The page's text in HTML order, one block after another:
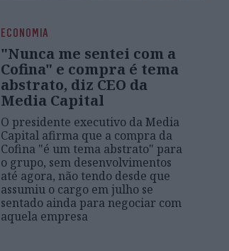
ECONOMIA
"Nunca me sentei com a
Cofina" e compra é tema
abstrato, diz CEO da
Media Capital
O presidente executivo da Media
Capital afirma que a compra da
Cofina "é um tema abstrato" para
o grupo, sem desenvolvimentos
até agora, não tendo desde que
assumiu o cargo em julho se
sentado ainda para negociar com
aquela empresa